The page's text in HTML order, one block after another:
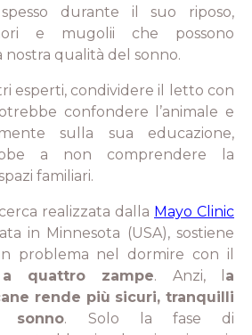
durante il suo riposo,
e mugolii che possono
qualità del sonno.
esperti, condividere il letto con
confondere l’animale e
sulla sua educazione,
a non comprendere la
familiari.
realizzata dalla Mayo Clinic
in Minnesota (USA), sostiene
problema nel dormire con il
quattro zampe. Anzi, l a
rende più sicuri, tranquilli
. Solo la fase di